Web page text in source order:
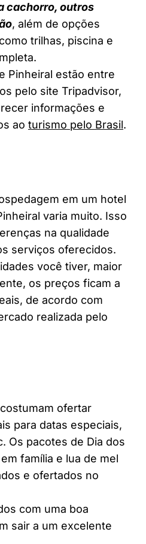
cachorro, outros
, além de opções
trilhas, piscina e
Pinheiral estão entre
pelo site Tripadvisor,
informações e
ao turismo pelo Brasil.
em um hotel
varia muito. Isso
na qualidade
serviços oferecidos.
você tiver, maior
os preços ficam a
de acordo com
realizada pelo
ofertar
para datas especiais,
Os pacotes de Dia dos
família e lua de mel
e ofertados no
com uma boa
sair a um excelente